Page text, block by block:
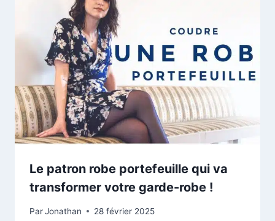
Le patron robe portefeuille qui va
transformer votre garde-robe !
ParJonathan 28 février 2025